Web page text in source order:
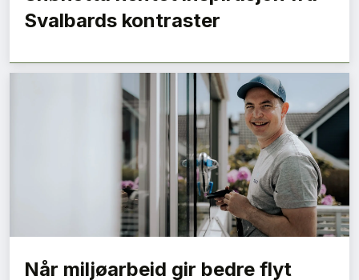
Svalbards kontraster
Når miljøarbeid gir bedre flyt